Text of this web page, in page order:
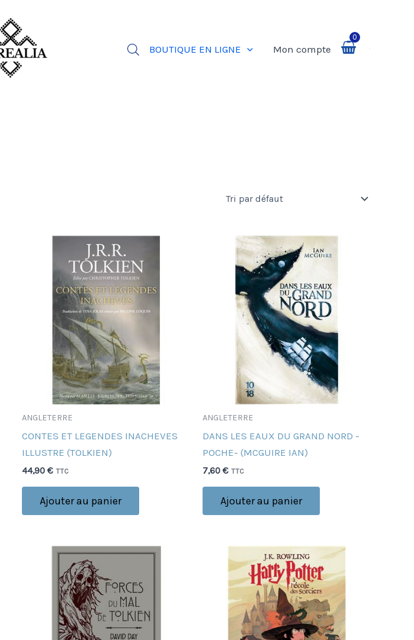
BOUTIQUE EN LIGNE Mon compte
0
ANGLETERRE
CONTES ET LEGENDES INACHEVES
ILLUSTRE (TOLKIEN)
44,90 € TTC
Ajouter au panier
ANGLETERRE
DANS LES EAUX DU GRAND NORD -
POCHE- (MCGUIRE IAN)
7,60 € TTC
Ajouter au panier